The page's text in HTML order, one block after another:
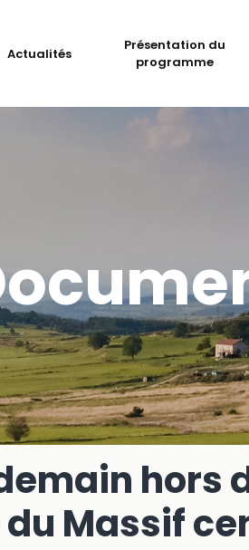
Actualités
Présentation du
programme
hors
du Massif